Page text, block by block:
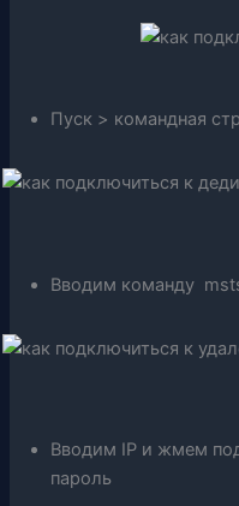
Пуск > командная
Вводим команду
Вводим IP и жмем
пароль